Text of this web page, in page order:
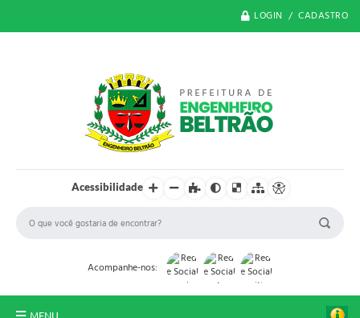
LOGIN / CADASTRO
Acessibilidade
Acompanhe-nos:
MENU